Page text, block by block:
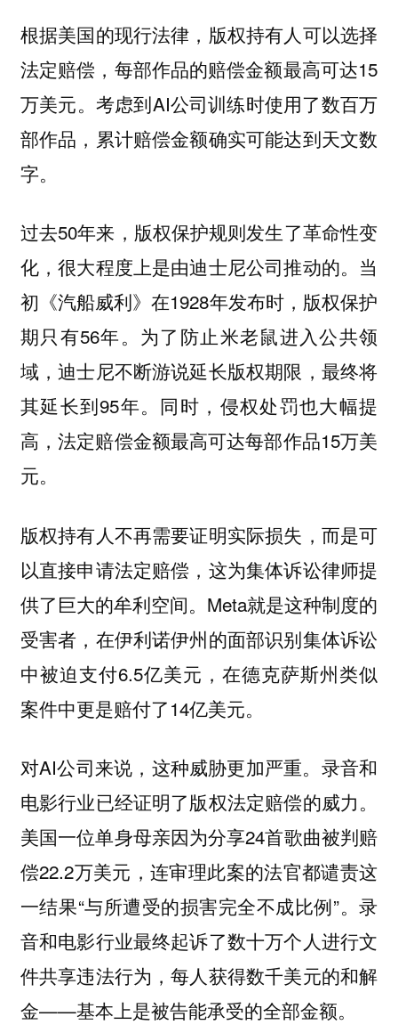
根据美国的现行法律，版权持有人可以选择
法定赔偿，每部作品的赔偿金额最高可达15
万美元。考虑到AI公司训练时使用了数百万
部作品，累计赔偿金额确实可能达到天文数
字。
过去50年来，版权保护规则发生了革命性变
化，很大程度上是由迪士尼公司推动的。当
初《汽船威利》在1928年发布时，版权保护
期只有56年。为了防止米老鼠进入公共领
域，迪士尼不断游说延长版权期限，最终将
其延长到95年。同时，侵权处罚也大幅提
高，法定赔偿金额最高可达每部作品15万美
元。
版权持有人不再需要证明实际损失，而是可
以直接申请法定赔偿，这为集体诉讼律师提
供了巨大的牟利空间。 Meta就是这种制度的
受害者，在伊利诺伊州的面部识别集体诉讼
中被迫支付6.5亿美元，在德克萨斯州类似
案件中更是赔付了14亿美元。
对AI公司来说，这种威胁更加严重。录音和
电影行业已经证明了版权法定赔偿的威力。
美国一位单身母亲因为分享24首歌曲被判赔
偿22.2万美元，连审理此案的法官都谴责这
一结果“与所遭受的损害完全不成比例”。录
音和电影行业最终起诉了数十万个人进行文
件共享违法行为，每人获得数千美元的和解
金——基本上是被告能承受的全部金额。